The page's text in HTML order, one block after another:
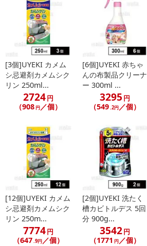
[3個]UYEKI カメム
シ忌避剤カメムシク
リン 250ml...
2724円
（908 円／個）
[6個]UYEKI 赤ちゃ
んの布製品クリーナ
ー 300ml ...
3295 円
（549.2円 ／個）
[12個]UYEKI カメム
シ忌避剤カメムシク
リン 250m...
7774円
（647.9円／個）
[2個]UYEKI 洗たく
槽カビトルデス 5回
分 900g...
3542円
（1771 円／個）